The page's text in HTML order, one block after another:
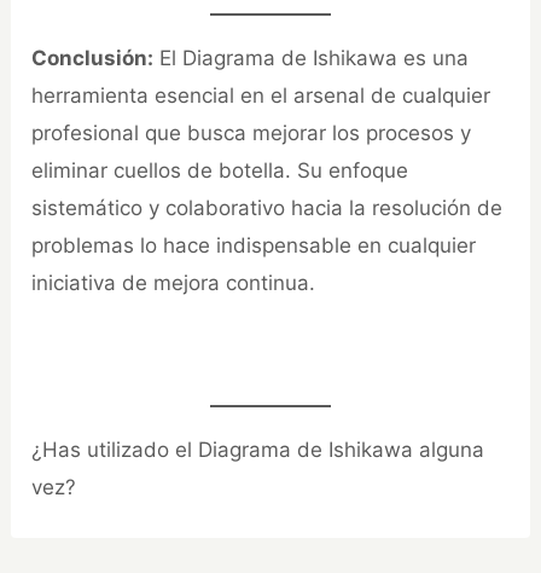
Conclusión: El Diagrama de Ishikawa es una
herramienta esencial en el arsenal de cualquier
profesional que busca mejorar los procesos y
eliminar cuellos de botella. Su enfoque
sistemático y colaborativo hacia la resolución de
problemas lo hace indispensable en cualquier
iniciativa de mejora continua.
¿Has utilizado el Diagrama de Ishikawa alguna
vez?